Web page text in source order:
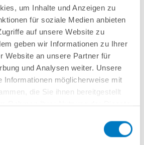
um Inhalte und Anzeigen zu
für soziale Medien anbieten
auf unsere Website zu
geben wir Informationen zu Ihrer
Website an unsere Partner für
und Analysen weiter. Unsere
Informationen möglicherweise mit
die Sie ihnen bereitgestellt
silbergrau/Weißaluminium + sehr passgenauer,
PVC-Poolfolie in "Mystic Lake Green"mit
aus hochwertigem und stabilem
aus Kunststoff.
Merken